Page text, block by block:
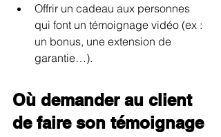
Offrir un cadeau aux personnes
qui font un témoignage vidéo (ex :
un bonus, une extension de
garantie…).
Où demander au client
de faire son témoignage